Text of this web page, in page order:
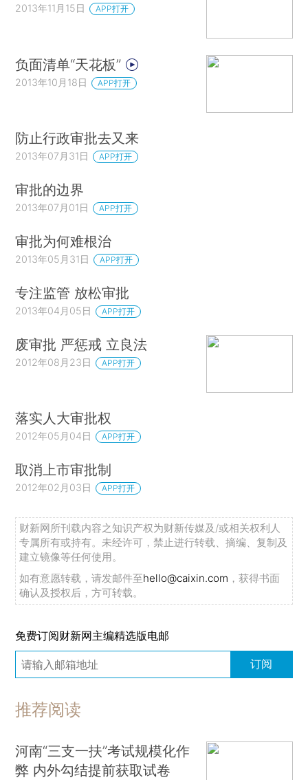
2013年11月15日 APP打开
负面清单“天花板”
2013年10月18日 APP打开
防止行政审批去又来
2013年07月31日 APP打开
审批的边界
2013年07月01日 APP打开
审批为何难根治
2013年05月31日 APP打开
专注监管 放松审批
2013年04月05日 APP打开
废审批 严惩戒 立良法
2012年08月23日 APP打开
落实人大审批权
2012年05月04日 APP打开
取消上市审批制
2012年02月03日 APP打开
财新网所刊载内容之知识产权为财新传媒及/或相关权利人
专属所有或持有。未经许可，禁止进行转载、摘编、复制及
建立镜像等任何使用。
如有意愿转载，请发邮件至hello@caixin.com ，获得书面
确认及授权后，方可转载。
免费订阅财新网主编精选版电邮
订阅
推荐阅读
河南“三支一扶”考试规模化作
弊 内外勾结提前获取试卷